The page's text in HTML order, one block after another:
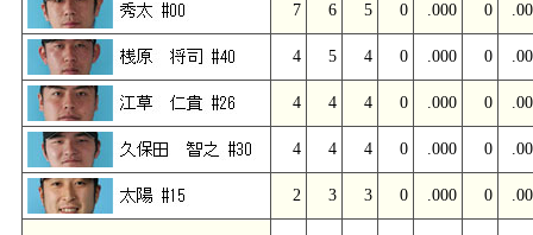
7 6 5 0 .000 0
4 5 4 0 .000 0
4 4 4 0 .000 0
4 4 4 0 .000 0
2 3 3 0 .000 0